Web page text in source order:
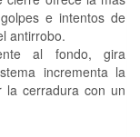
e intentos de
antirrobo.
al fondo, gira
incrementa la
la cerradura con un